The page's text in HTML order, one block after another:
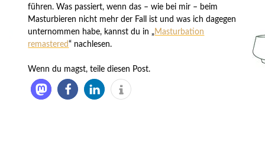
führen. Was passiert, wenn das – wie bei mir – beim
Masturbieren nicht mehr der Fall ist und was ich dagegen
unternommen habe, kannst du in „Masturbation
remastered“ nachlesen.
Wenn du magst, teile diesen Post.